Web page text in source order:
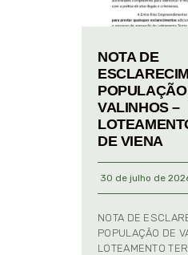
NOTA DE
VALINHOS –
DE VIENA
30 de julho de
NOTA DE
POPULAÇÃO DE
LOTEAMENTO